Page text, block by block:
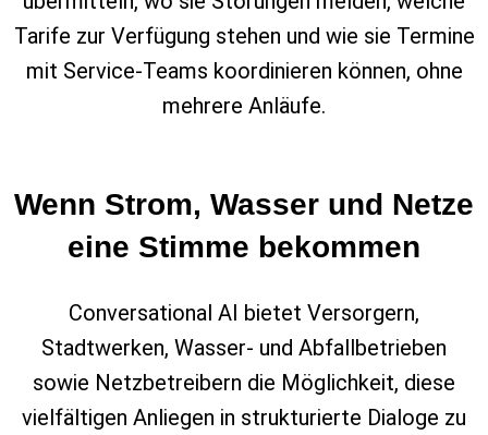
Tarife zur Verfügung stehen und wie sie Termine
mit Service‑Teams koordinieren können, ohne
mehrere Anläufe.
Wenn Strom, Wasser und Netze
eine Stimme bekommen
Conversational AI bietet Versorgern,
Stadtwerken, Wasser‑ und Abfallbetrieben
sowie Netzbetreibern die Möglichkeit, diese
vielfältigen Anliegen in strukturierte Dialoge zu